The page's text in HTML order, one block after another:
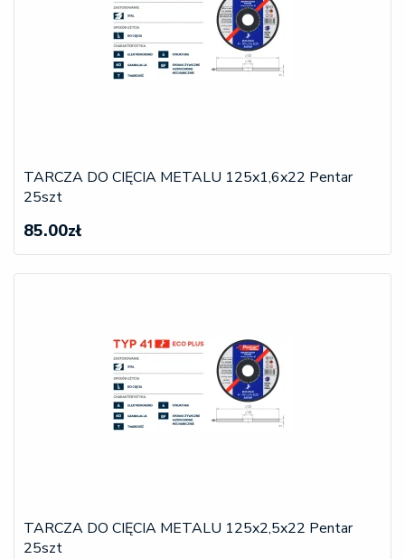
TARCZA DO CIĘCIA METALU 125x1,6x22 Pentar
25szt
85.00zł
TARCZA DO CIĘCIA METALU 125x2,5x22 Pentar
25szt